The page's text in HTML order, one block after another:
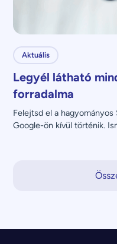
Aktuális
Legyél látható
forradalma
Felejtsd el a
Google-ön kívül történik.